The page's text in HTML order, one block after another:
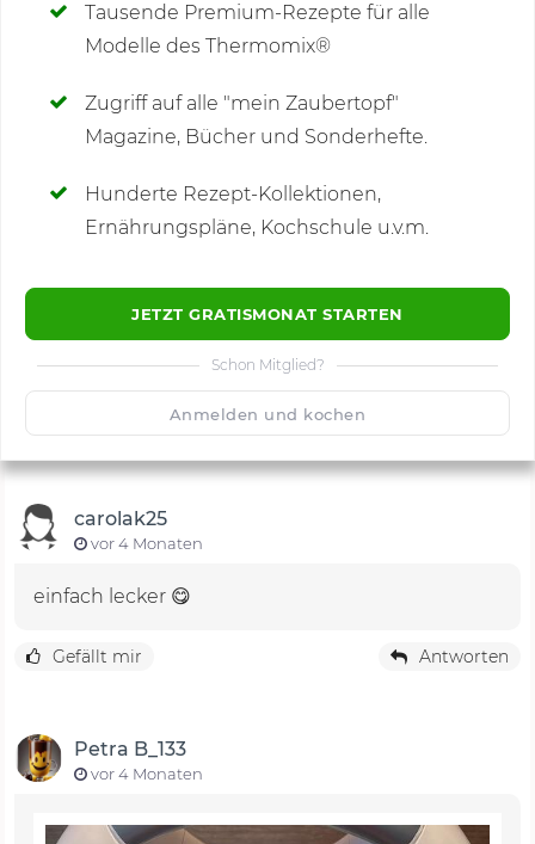
Tausende Premium-Rezepte für alle
Modelle des Thermomix®
Zugriff auf alle "mein Zaubertopf"
Magazine, Bücher und Sonderhefte.
Hunderte Rezept-Kollektionen,
Ernährungspläne, Kochschule u.v.m.
JETZT GRATISMONAT STARTEN
Schon Mitglied?
Anmelden und kochen
Kommentare(28)
🙂 Speichern
carolak25
vor 4 Monaten
einfach lecker 😋
Gefällt mir Antworten
Petra B_133
vor 4 Monaten